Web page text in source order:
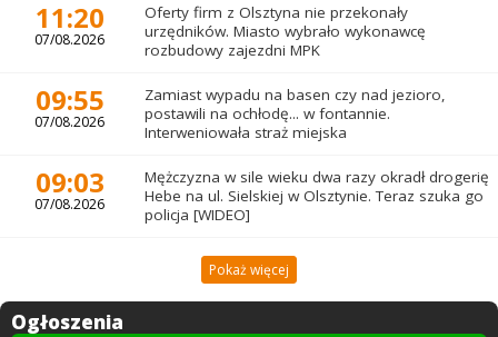
11:20
07/08.2026
Oferty firm z Olsztyna nie przekonały
urzędników. Miasto wybrało wykonawcę
rozbudowy zajezdni MPK
09:55
07/08.2026
Zamiast wypadu na basen czy nad jezioro,
postawili na ochłodę... w fontannie.
Interweniowała straż miejska
09:03
07/08.2026
Mężczyzna w sile wieku dwa razy okradł drogerię
Hebe na ul. Sielskiej w Olsztynie. Teraz szuka go
policja [WIDEO]
Pokaż więcej
Ogłoszenia